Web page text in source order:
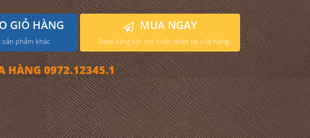
GIỎ HÀNG
phẩm khác
MUA NGAY
Giao hàng tận nơi hoặc nhận tại cửa hàng
HÀNG 0972.12345.1